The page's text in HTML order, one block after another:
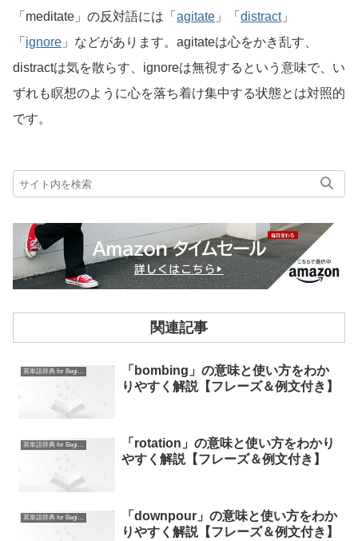
「meditate」の反対語には「 agitate 」「 distract」
「 ignore 」などがあります。agitateは心をかき乱す、
distractは気を散らす、ignoreは無視するという意味で、い
ずれも瞑想のように心を落ち着け集中する状態とは対照的
です。
関連記事
英単語辞典 for Beginners
「bombing」の意味と使い方をわか
りやすく解説【フレーズ＆例文付き】
英単語辞典 for Beginners
「rotation」の意味と使い方をわかり
やすく解説【フレーズ＆例文付き】
英単語辞典 for Beginners
「downpour」の意味と使い方をわか
りやすく解説【フレーズ＆例文付き】